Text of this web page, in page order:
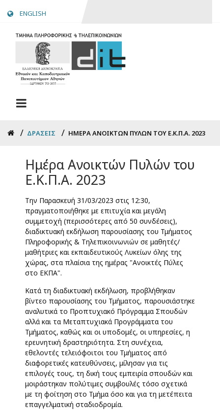
content
ENGLISH
Breadcrumb
ΔΡΆΣΕΙΣ ΗΜΈΡΑ ΑΝΟΙΚΤΏΝ ΠΥΛΏΝ ΤΟΥ Ε.Κ.Π.Α. 2023
Ημέρα Ανοικτών Πυλών του
Ε.Κ.Π.Α. 2023
Tην Παρασκευή 31/03/2023 στις 12:30,
πραγματοποιήθηκε με επιτυχία και μεγάλη
συμμετοχή (περισσότερες από 50 συνδέσεις),
διαδικτυακή εκδήλωση παρουσίασης του Τμήματος
Πληροφορικής & Τηλεπικοινωνιών σε μαθητές/
μαθήτριες και εκπαιδευτικούς Λυκείων όλης της
χώρας, στα πλαίσια της ημέρας "Ανοικτές Πύλες
στο ΕΚΠΑ".
Κατά τη διαδικτυακή εκδήλωση, προβλήθηκαν
βίντεο παρουσίασης του Τμήματος, παρουσιάστηκε
αναλυτικά το Προπτυχιακό Πρόγραμμα Σπουδών
αλλά και τα Μεταπτυχιακά Προγράμματα του
Τμήματος, καθώς και οι υποδομές, οι υπηρεσίες, η
ερευνητική δραστηριότητα. Στη συνέχεια,
εθελοντές τελειόφοιτοι του Τμήματος από
διαφορετικές κατευθύνσεις, μίλησαν για τις
επιλογές τους, τη δική τους εμπειρία σπουδών και
μοιράστηκαν πολύτιμες συμβουλές τόσο σχετικά
με τη φοίτηση στο Τμήμα όσο και για τη μετέπειτα
επαγγελματική σταδιοδρομία.